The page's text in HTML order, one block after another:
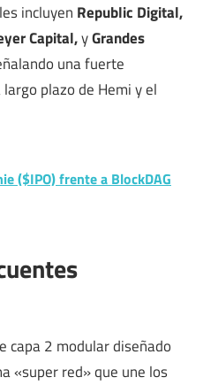
incluyen Republic Digital,
Capital,yGrandes
una fuerte
plazo de Hemi y el
($IPO) frente a BlockDAG
capa 2 modular diseñado
«super red» que une los